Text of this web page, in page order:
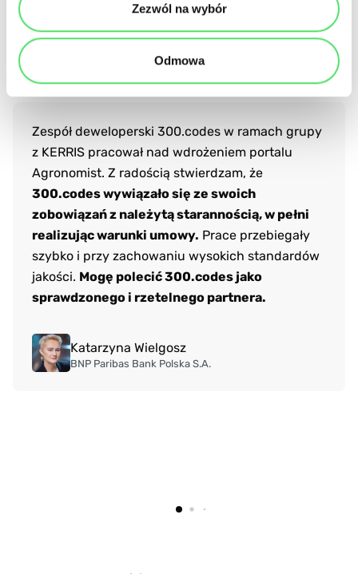
Zezwól na wybór
Odmowa
Dlaczego nasi klienci chcą z nami
pracować?
1/20
Zespół deweloperski 300.codes w ramach grupy
z KERRIS pracował nad wdrożeniem portalu
Agronomist. Z radością stwierdzam, że
300.codes wywiązało się ze swoich
zobowiązań z należytą starannością, w pełni
realizując warunki umowy. Prace przebiegały
szybko i przy zachowaniu wysokich standardów
jakości. Mogę polecić 300.codes jako
sprawdzonego i rzetelnego partnera.
Katarzyna Wielgosz
BNP Paribas Bank Polska S.A.